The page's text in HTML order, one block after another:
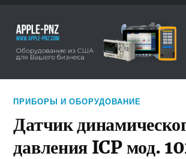
ПРИБОРЫ И ОБОРУДОВАНИЕ
Датчик
давления ICP мод.